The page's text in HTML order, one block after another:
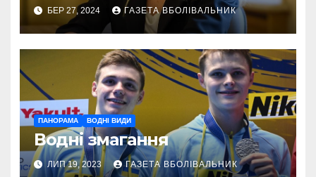
БЕР 27, 2024 ГАЗЕТА ВБОЛІВАЛЬНИК
ПАНОРАМА ВОДНІ ВИДИ
Водні змагання
ЛИП 19, 2023 ГАЗЕТА ВБОЛІВАЛЬНИК